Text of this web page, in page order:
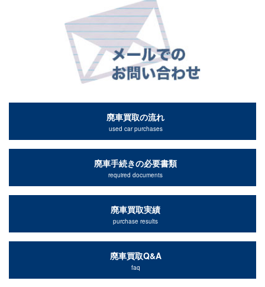
廃車買取の流れ
used car purchases
廃車手続きの必要書類
required documents
廃車買取実績
purchase results
廃車買取Q&A
faq